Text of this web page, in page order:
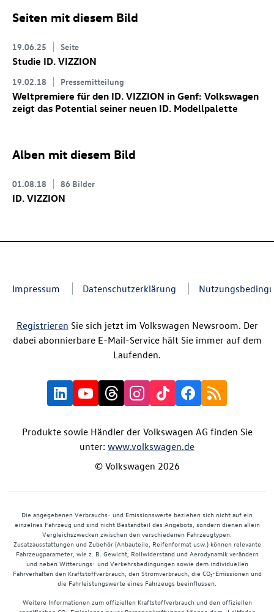
Seiten mit diesem Bild
19.06.25 Seite
Studie ID. VIZZION
19.02.18 Pressemitteilung
Weltpremiere für den ID. VIZZION in Genf: Volkswagen
zeigt das Potential seiner neuen ID. Modellpalette
Alben mit diesem Bild
01.08.18 86 Bilder
ID. VIZZION
Impressum Datenschutzerklärung
Registrieren Sie sich jetzt im Volkswagen Newsroom. Der
dabei abonnierbare E-Mail-Service hält Sie immer auf dem
Laufenden.
Produkte sowie Händler der Volkswagen AG finden Sie
unter: www.volkswagen.de
© Volkswagen 2026
Die angegebenen Verbrauchs- und Emissionswerte beziehen sich nicht auf ein
einzelnes Fahrzeug und sind nicht Bestandteil des Angebots, sondern dienen allein
Vergleichszwecken zwischen den verschiedenen Fahrzeugtypen.
Zusatzausstattungen und Zubehör (Anbauteile, Reifenformat usw.) können relevante
Fahrzeugparameter, wie z. B. Gewicht, Rollwiderstand und Aerodynamik verändern
und neben Witterungs- und Verkehrsbedingungen sowie dem individuellen
Fahrverhalten den Kraftstoffverbrauch, den Stromverbrauch, die CO₂-Emissionen und
die Fahrleistungswerte eines Fahrzeugs beeinflussen.
Weitere Informationen zum offiziellen Kraftstoffverbrauch und den offiziellen